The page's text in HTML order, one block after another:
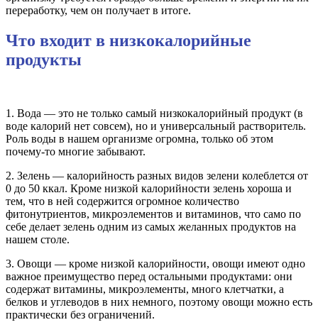
переработку, чем он получает в итоге.
Что входит в низкокалорийные
продукты
1. Вода — это не только самый низкокалорийный продукт (в
воде калорий нет совсем), но и универсальный растворитель.
Роль воды в нашем организме огромна, только об этом
почему-то многие забывают.
2. Зелень — калорийность разных видов зелени колеблется от
0 до 50 ккал. Кроме низкой калорийности зелень хороша и
тем, что в ней содержится огромное количество
фитонутриентов, микроэлементов и витаминов, что само по
себе делает зелень одним из самых желанных продуктов на
нашем столе.
3. Овощи — кроме низкой калорийности, овощи имеют одно
важное преимущество перед остальными продуктами: они
содержат витамины, микроэлементы, много клетчатки, а
белков и углеводов в них немного, поэтому овощи можно есть
практически без ограничений.